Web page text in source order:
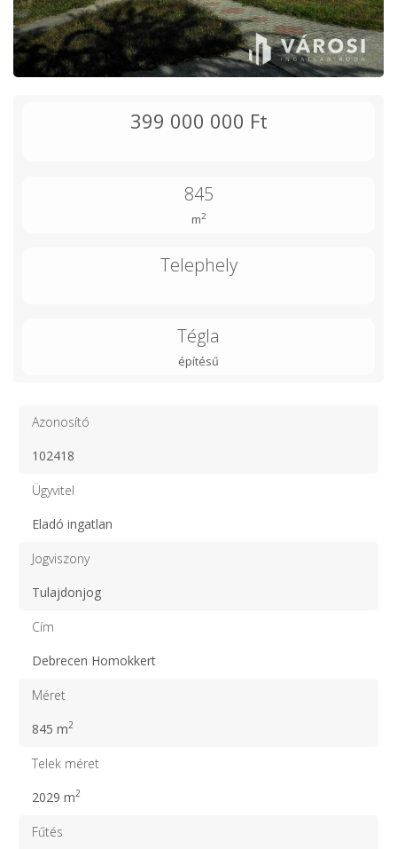
399 000 000 Ft
845
m2
Telephely
Tégla
építésű
Azonosító
102418
Ügyvitel
Eladó ingatlan
Jogviszony
Tulajdonjog
Cím
Debrecen Homokkert
Méret
845 m2
Telek méret
2029 m2
Fűtés